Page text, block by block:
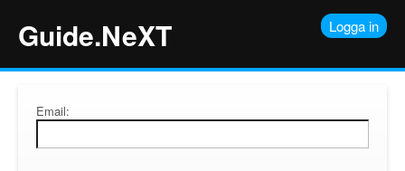
Logga in
Guide.NeXT
Email: